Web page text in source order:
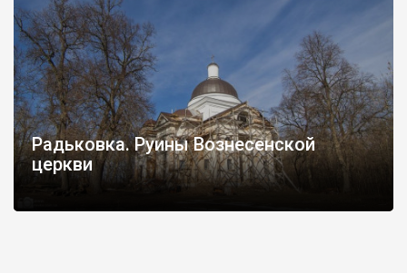
Радьковка. Руины Вознесенской
церкви